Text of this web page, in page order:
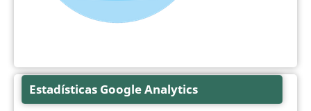
Estadísticas Google Analytics